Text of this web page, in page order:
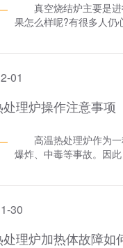
真空烧结炉主要是进
果怎么样呢?有很多人
干扰能力，也是真空烧
01
理炉操作注意事项
高温热处理炉作为一
爆炸、中毒等事故。因
有时还直接受到高温、
30
处理炉加热体故障如